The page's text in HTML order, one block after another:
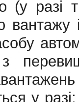
(у разi
вантажу
з
у разi: